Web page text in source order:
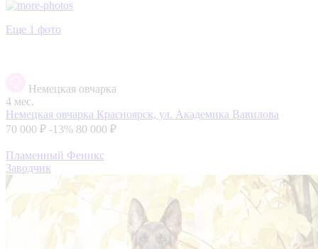
Еще 1 фото
Немецкая овчарка
4 мес.
Немецкая овчарка Красноярск, ул. Академика Вавилова
70 000 ₽ -13% 80 000 ₽
Пламенный Феникс
Заводчик